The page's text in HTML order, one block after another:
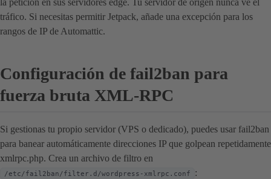
la petición en sus servidores edge. Tu servidor de origen nunca ve el
tráfico. Si necesitas permitir Jetpack, añade una excepción para los
rangos de IP de Automattic.
Configuración de fail2ban para
fuerza bruta XML-RPC
Si gestionas tu propio servidor (VPS o dedicado), puedes usar fail2ban
para banear automáticamente direcciones IP que golpean repetidamente
xmlrpc.php. Crea un archivo de filtro en
/etc/fail2ban/filter.d/wordpress-xmlrpc.conf :